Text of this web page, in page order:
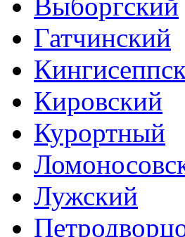
Гатчинский
Кировский
Курортный
Лужский